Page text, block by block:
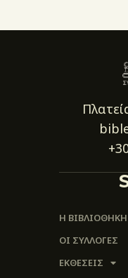
Η ΒΙΒΛΙΟΘΗΚΗ
ΟΙ ΣΥΛΛΟΓΈΣ
ΕΚΘΕΣΕΙΣ